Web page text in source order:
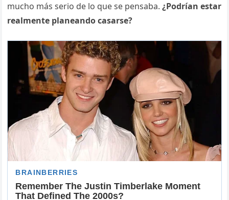
mucho más serio de lo que se pensaba.¿Podrían estar
realmente planeando casarse?